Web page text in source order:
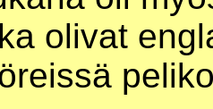
olivat